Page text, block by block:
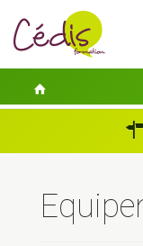
ACTUALITÉS